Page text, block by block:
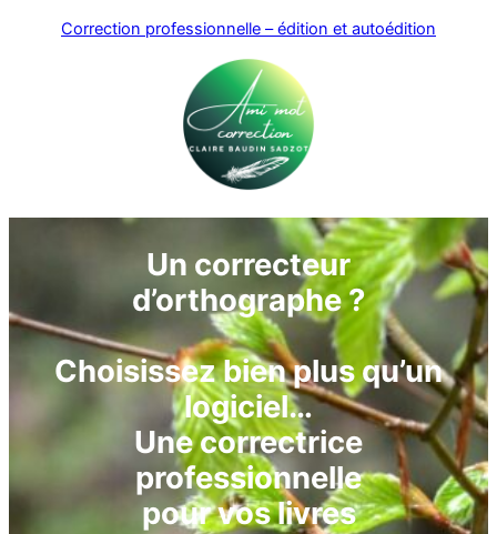
Correction professionnelle – édition et autoédition
Un correcteur
d’orthographe ?
Choisissez bien plus qu’un
logiciel…
Une correctrice
professionnelle
pour vos livres